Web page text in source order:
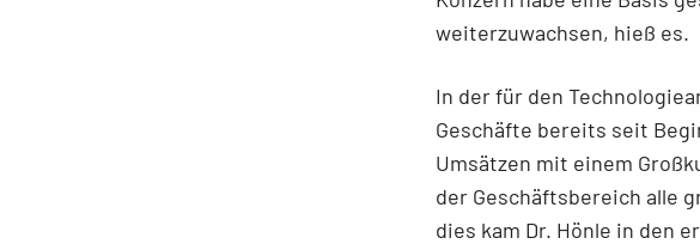
weiterzuwachsen, hieß es.
In der für den
Geschäfte bereits seit
Umsätzen mit einem
der Geschäftsbereich alle
dies kam Dr. Hönle in den